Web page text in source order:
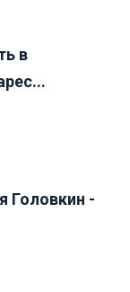
в
Головкин -